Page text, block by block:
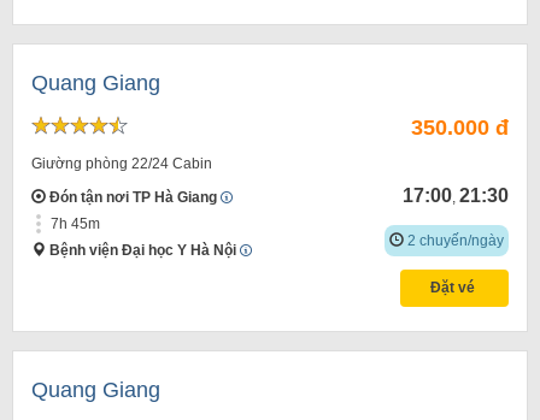
Quang Giang
Giường phòng 22/24 Cabin
Đón tận nơi TP Hà Giang
7h 45m
Bệnh viện Đại học Y Hà Nội
350.000 đ
17:00 21:30
2 chuyến/ngày
Đặt vé
Quang Giang